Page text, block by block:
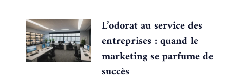
L’odorat au service des
entreprises : quand le
marketing se parfume de
succès